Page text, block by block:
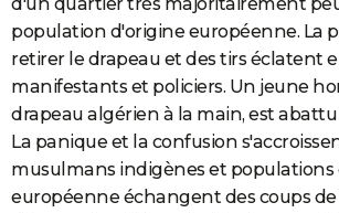
population d'origine européenne. La
retirer le drapeau et des tirs éclatent
manifestants et policiers. Un jeune
drapeau algérien à la main, est
La panique et la confusion
musulmans indigènes et populations
européenne échangent des coups de